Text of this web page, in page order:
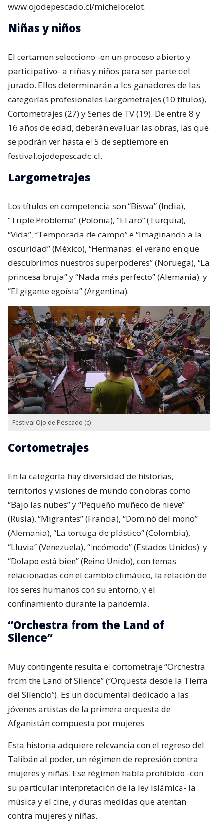
www.ojodepescado.cl/michelocelot.
Niñas y niños
El certamen selecciono -en un proceso abierto y
participativo- a niñas y niños para ser parte del
jurado. Ellos determinarán a los ganadores de las
categorías profesionales Largometrajes (10 títulos),
Cortometrajes (27) y Series de TV (19). De entre 8 y
16 años de edad, deberán evaluar las obras, las que
se podrán ver hasta el 5 de septiembre en
festival.ojodepescado.cl.
Largometrajes
Los títulos en competencia son “Biswa” (India),
“Triple Problema” (Polonia), “El aro” (Turquía),
“Vida”, “Temporada de campo” e “Imaginando a la
oscuridad” (México), “Hermanas: el verano en que
descubrimos nuestros superpoderes” (Noruega), “La
princesa bruja” y “Nada más perfecto” (Alemania), y
“El gigante egoísta” (Argentina).
Festival Ojo de Pescado (c)
Cortometrajes
En la categoría hay diversidad de historias,
territorios y visiones de mundo con obras como
“Bajo las nubes” y “Pequeño muñeco de nieve”
(Rusia), “Migrantes” (Francia), “Dominó del mono”
(Alemania), “La tortuga de plástico” (Colombia),
“Lluvia” (Venezuela), “Incómodo” (Estados Unidos), y
“Dolapo está bien” (Reino Unido), con temas
relacionadas con el cambio climático, la relación de
los seres humanos con su entorno, y el
confinamiento durante la pandemia.
“Orchestra from the Land of
Silence”
Muy contingente resulta el cortometraje “Orchestra
from the Land of Silence” (“Orquesta desde la Tierra
del Silencio”). Es un documental dedicado a las
jóvenes artistas de la primera orquesta de
Afganistán compuesta por mujeres.
Esta historia adquiere relevancia con el regreso del
Talibán al poder, un régimen de represión contra
mujeres y niñas. Ese régimen había prohibido -con
su particular interpretación de la ley islámica- la
música y el cine, y duras medidas que atentan
contra mujeres y niñas.